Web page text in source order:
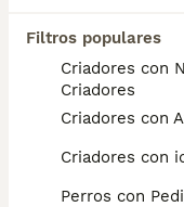
Filtros populares
Criadores con
Criadores
Criadores con
Criadores con
Perros con
en España es
aunque los
factores como